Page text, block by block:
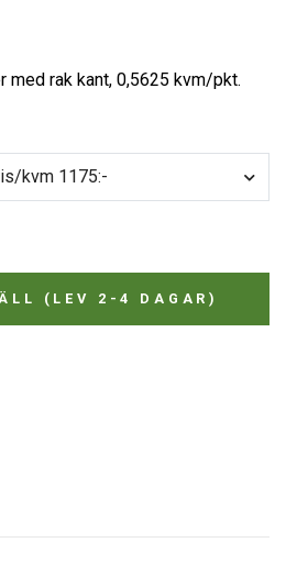
med rak kant, 0,5625 kvm/pkt.
kvm 1175:-
(LEV 2-4 DAGAR)